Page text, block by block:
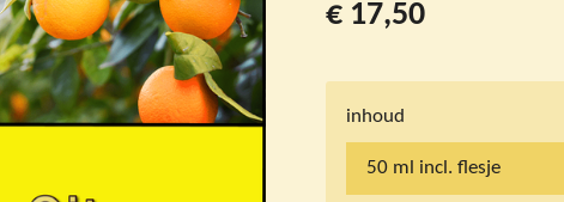
€ 17,50
inhoud